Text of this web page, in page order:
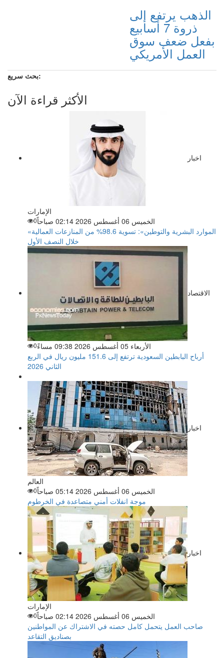
الذهب يرتفع إلى
ذروة 7 أسابيع
بفعل ضعف سوق
العمل الأمريكي
بحث سريع:
الأكثر قراءة الآن
اخبار
الإمارات
الخميس 06 أغسطس 2026 02:14 صباحاً
0
«الموارد البشرية والتوطين»: تسوية 98.6% من المنازعات العمالية
خلال النصف الأول
الاقتصاد
الأربعاء 05 أغسطس 2026 09:38 مساءً 0
أرباح البابطين السعودية ترتفع إلى 151.6 مليون ريال في الربع
الثاني 2026
اخبار
العالم
الخميس 06 أغسطس 2026 05:14 صباحاً
0
موجة انفلات أمني متصاعدة في الخرطوم
اخبار
الإمارات
الخميس 06 أغسطس 2026 02:14 صباحاً
0
صاحب العمل يتحمل كامل حصته في الاشتراك عن المواطنين
بصناديق التقاعد